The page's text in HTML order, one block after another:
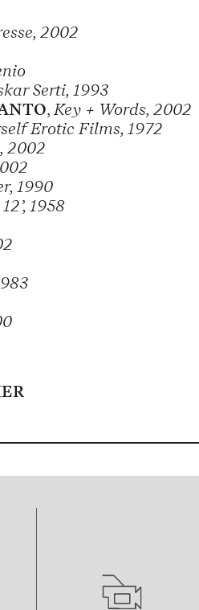
2002
Serti, 1993
, Key + Words, 2002
Erotic Films, 1972
2002
1990
1958